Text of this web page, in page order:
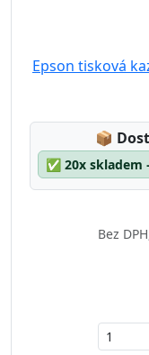
Epson tisková
📦
✅ 20x skladem
Bez